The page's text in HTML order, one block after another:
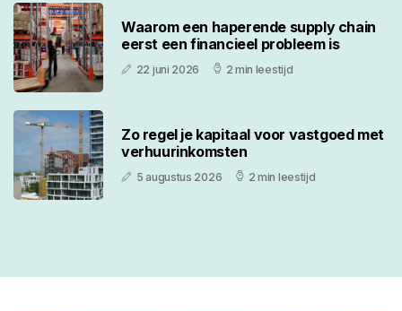
Waarom een haperende supply chain
eerst een financieel probleem is
22 juni 2026 2 min leestijd
Zo regel je kapitaal voor vastgoed met
verhuurinkomsten
5 augustus 2026 2 min leestijd